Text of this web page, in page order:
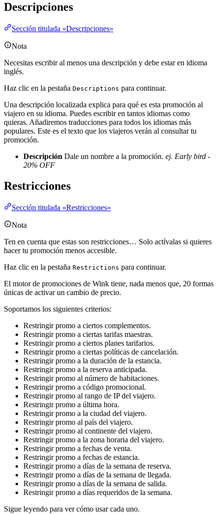
Descripciones
Sección titulada «Descripciones»
Nota
Necesitas escribir al menos una descripción y debe estar en idioma
inglés.
Haz clic en la pestaña Descriptions para continuar.
Una descripción localizada explica para qué es esta promoción al
viajero en su idioma. Puedes escribir en tantos idiomas como
quieras. Añadiremos traducciones para todos los idiomas más
populares. Este es el texto que los viajeros verán al consultar tu
promoción.
Descripción Dale un nombre a la promoción. ej. Early bird -
20% OFF
Restricciones
Sección titulada «Restricciones»
Nota
Ten en cuenta que estas son restricciones… Solo actívalas si quieres
hacer tu promoción menos accesible.
Haz clic en la pestaña Restrictions para continuar.
El motor de promociones de Wink tiene, nada menos que, 20 formas
únicas de activar un cambio de precio.
Soportamos los siguientes criterios:
Restringir promo a ciertos complementos.
Restringir promo a ciertas tarifas maestras.
Restringir promo a ciertos planes tarifarios.
Restringir promo a ciertas políticas de cancelación.
Restringir promo a la duración de la estancia.
Restringir promo a la reserva anticipada.
Restringir promo al número de habitaciones.
Restringir promo a código promocional.
Restringir promo al rango de IP del viajero.
Restringir promo a última hora.
Restringir promo a la ciudad del viajero.
Restringir promo al país del viajero.
Restringir promo al continente del viajero.
Restringir promo a la zona horaria del viajero.
Restringir promo a fechas de venta.
Restringir promo a fechas de estancia.
Restringir promo a días de la semana de reserva.
Restringir promo a días de la semana de llegada.
Restringir promo a días de la semana de salida.
Restringir promo a días requeridos de la semana.
Sigue leyendo para ver cómo usar cada uno.